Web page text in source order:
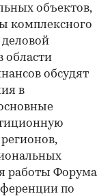
объектов,
комплексного
области
обсудят
в
работы Форума
по